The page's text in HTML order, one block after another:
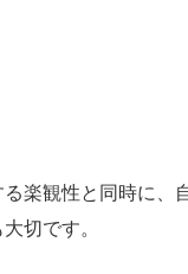
楽観性と同時に、
切です。